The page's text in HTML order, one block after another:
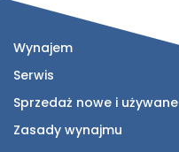
Wynajem
Serwis
Sprzedaż nowe i używane
Zasady wynajmu